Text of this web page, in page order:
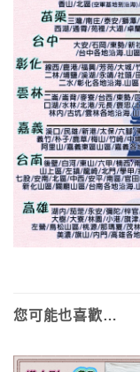
您可能也喜歡…